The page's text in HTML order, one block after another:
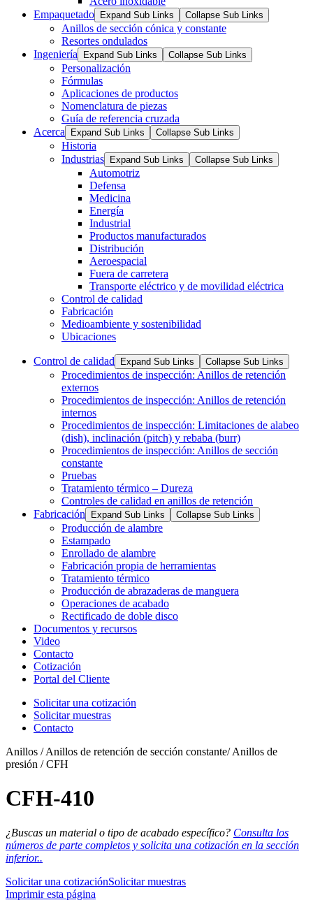
Empaquetado
Expand Sub Links Collapse Sub Links
Anillos de sección cónica y constante
Resortes ondulados
Ingeniería
Expand Sub Links Collapse Sub Links
Personalización
Fórmulas
Aplicaciones de productos
Nomenclatura de piezas
Guía de referencia cruzada
Acerca
Expand Sub Links Collapse Sub Links
Historia
Industrias
Expand Sub Links Collapse Sub Links
Automotriz
Defensa
Medicina
Energía
Industrial
Productos manufacturados
Distribución
Aeroespacial
Fuera de carretera
Transporte eléctrico y de movilidad eléctrica
Control de calidad
Fabricación
Medioambiente y sostenibilidad
Ubicaciones
Control de calidad Expand Sub Links Collapse Sub Links
Procedimientos de inspección: Anillos de retención
externos
Procedimientos de inspección: Anillos de retención
internos
Procedimientos de inspección: Limitaciones de alabeo
(dish), inclinación (pitch) y rebaba (burr)
Procedimientos de inspección: Anillos de sección
constante
Pruebas
Tratamiento térmico – Dureza
Controles de calidad en anillos de retención
Fabricación
Expand Sub Links Collapse Sub Links
Producción de alambre
Estampado
Enrollado de alambre
Fabricación propia de herramientas
Tratamiento térmico
Producción de abrazaderas de manguera
Operaciones de acabado
Rectificado de doble disco
Documentos y recursos
Video
Contacto
Cotización
Portal del Cliente
Solicitar una cotización
Solicitar muestras
Contacto
Anillos / Anillos de retención de sección constante/ Anillos de
presión / CFH
CFH-410
¿Buscas un material o tipo de acabado específico? Consulta los
números de parte completos y solicita una cotización en la sección
inferior..
Solicitar una cotizaciónSolicitar muestras
Imprimir esta página